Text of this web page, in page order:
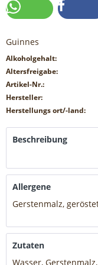
Guinnes
Alkoholgehalt:
Altersfreigabe:
Artikel-Nr.:
Hersteller:
Herstellungs ort/-land:
Beschreibung
Allergene
Gerstenmalz,
Zutaten
Wasser,